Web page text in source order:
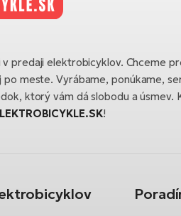
predaji elektrobicyklov. Chceme
meste. Vyrábame, ponúkame,
ktorý vám dá slobodu a úsmev.
!